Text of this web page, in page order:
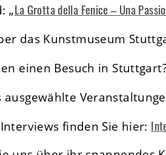
„La Grotta della Fenice – Una
das Kunstmuseum
einen Besuch in
ausgewählte
finden Sie hier: